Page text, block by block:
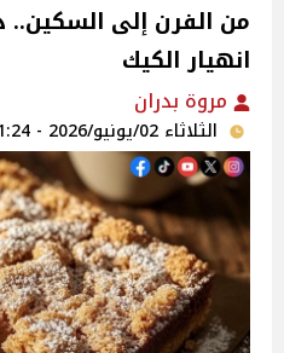
من الفرن إلى السكين..
انهيار الكيك
مروة بدران
الثلاثاء 02/يونيو/2026 - 11:24 ص